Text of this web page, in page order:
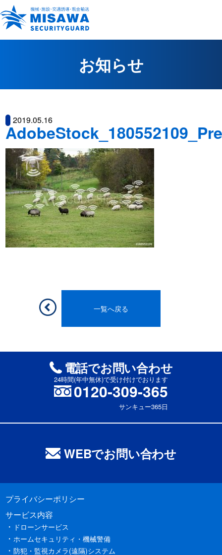
お知らせ
2019.05.16
一覧へ戻る
電話でお問い合わせ
24時間(年中無休)で受け付けでおります
0120-309-365
サンキュー365日
WEBでお問い合わせ
プライバシーポリシー
サービス内容
ドローンサービス
ホームセキュリティ・機械警備
防犯・監視カメラ(遠隔)システム